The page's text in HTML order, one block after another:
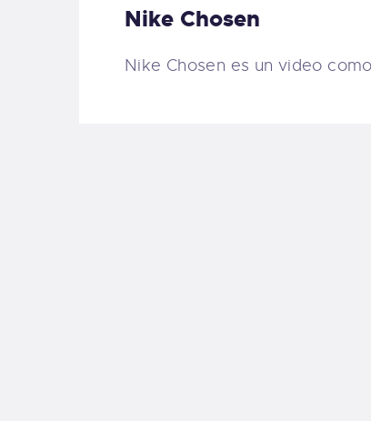
Nike Chosen
Nike Chosen es un video